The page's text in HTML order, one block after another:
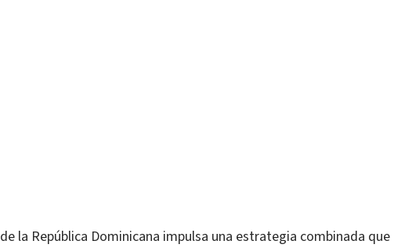
la República Dominicana impulsa una estrategia combinada que